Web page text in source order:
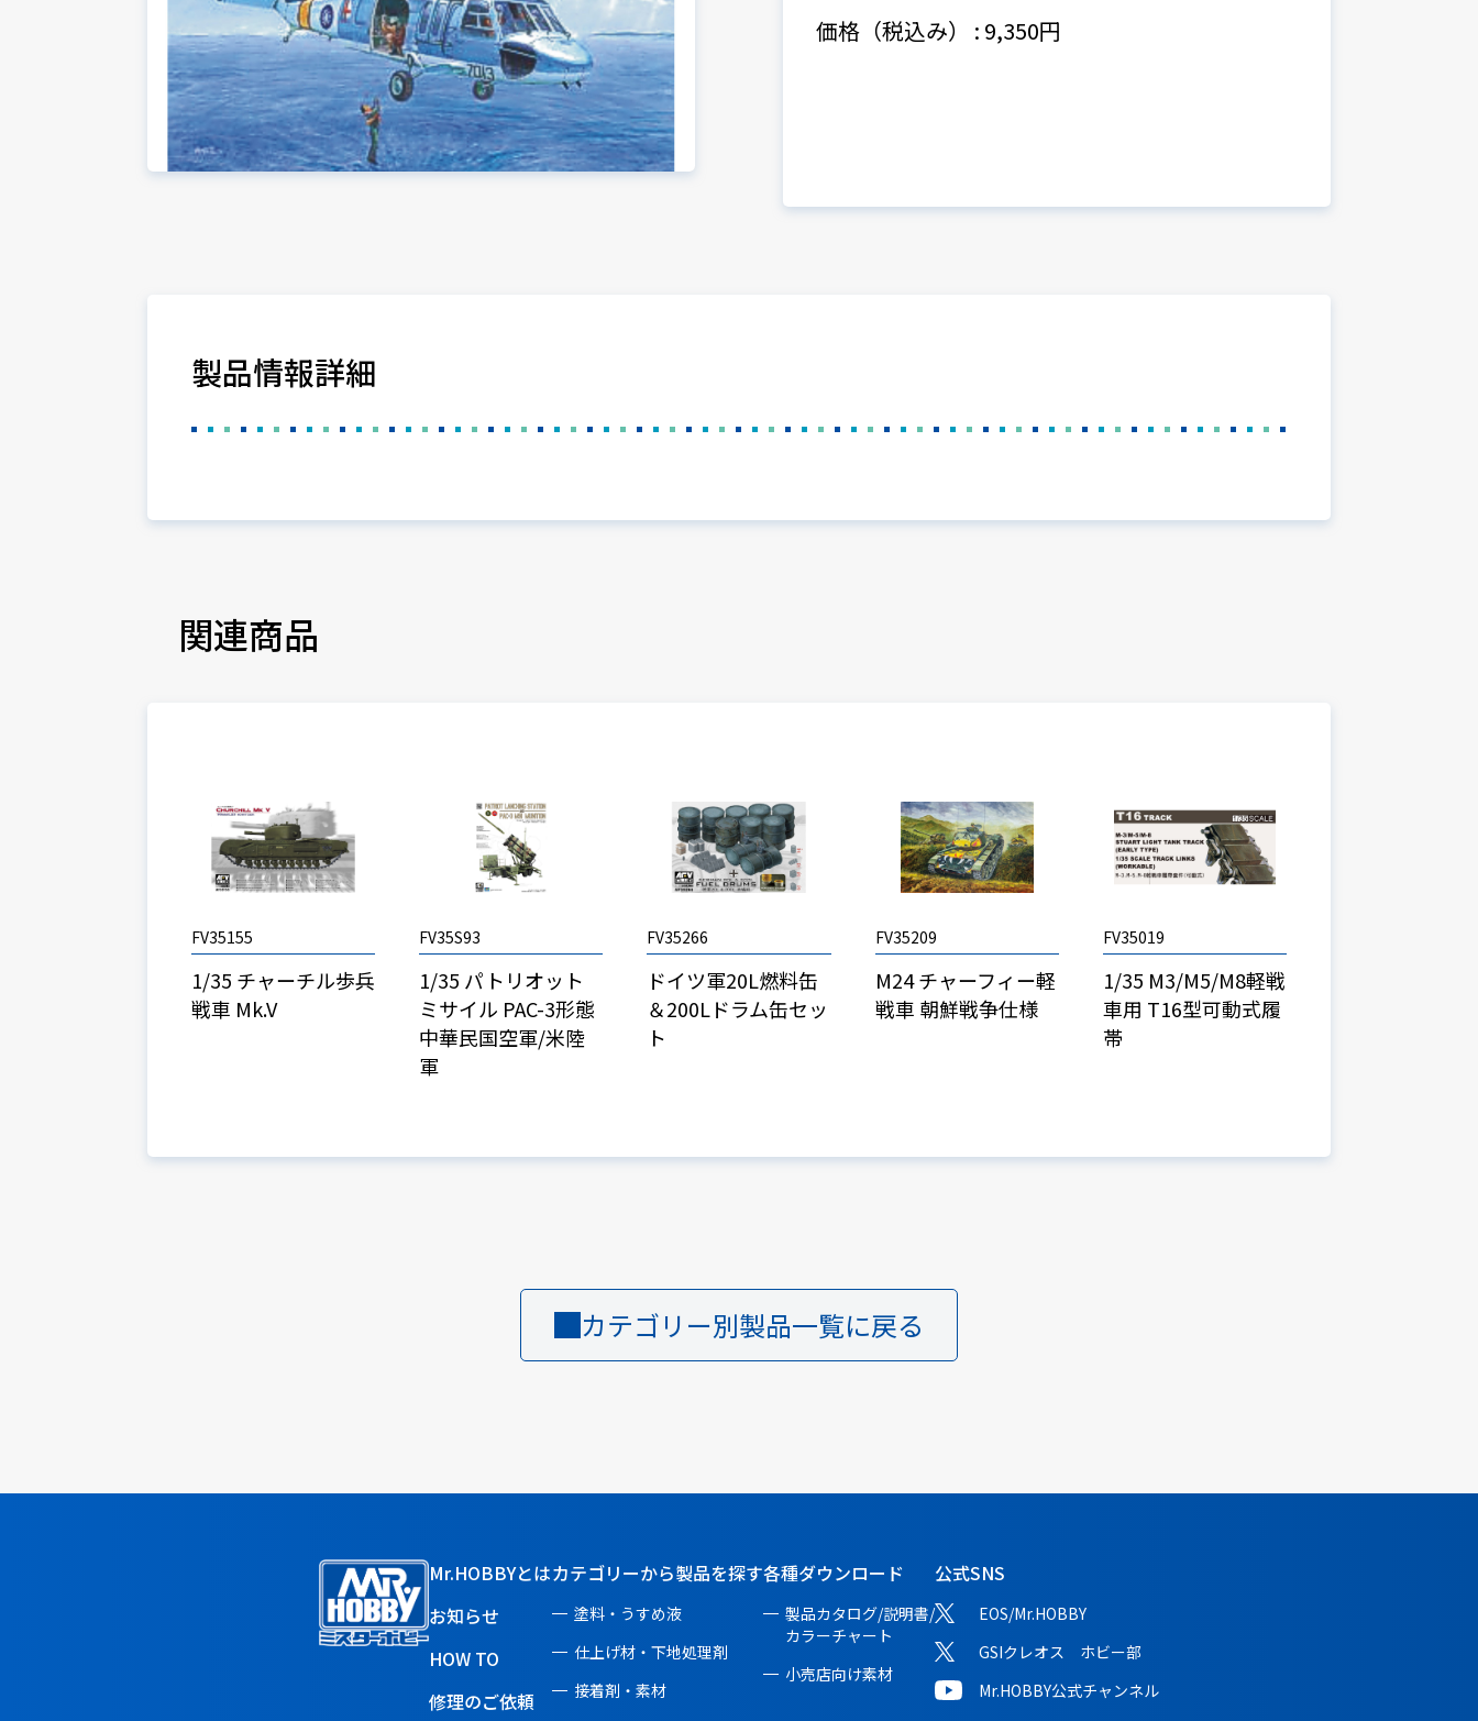
価格（税込み） : 9,350円
製品情報詳細
関連商品
FV35155
1/35 チャーチル歩兵
戦車 Mk.V
FV35S93
1/35 パトリオット
ミサイル PAC-3形態
中華民国空軍/米陸
軍
FV35266
ドイツ軍20L燃料缶
＆200Lドラム缶セッ
ト
FV35209
M24 チャーフィー軽
戦車 朝鮮戦争仕様
FV35019
1/35 M3/M5/M8軽戦
車用 T16型可動式履
帯
カテゴリー別製品一覧に戻る
Mr.HOBBYとは
お知らせ
HOW TO
修理のご依頼
カテゴリーから製品を探す
塗料・うすめ液
仕上げ材・下地処理剤
接着剤・素材
各種ダウンロード
製品カタログ/説明書/
カラーチャート
小売店向け素材
公式SNS
EOS/Mr.HOBBY
GSIクレオス ホビー部
Mr.HOBBY公式チャンネル